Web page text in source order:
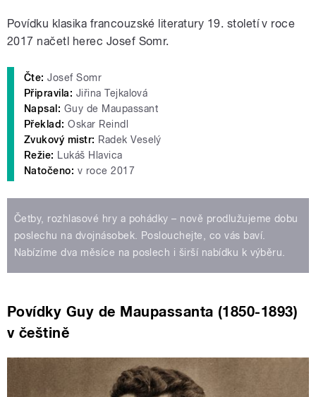
Povídku klasika francouzské literatury 19. století v roce
2017 načetl herec Josef Somr.
Čte: Josef Somr
Připravila: Jiřina Tejkalová
Napsal: Guy de Maupassant
Překlad: Oskar Reindl
Zvukový mistr: Radek Veselý
Režie: Lukáš Hlavica
Natočeno: v roce 2017
Četby, rozhlasové hry a pohádky – nově prodlužujeme dobu
poslechu na dvojnásobek. Poslouchejte, co vás baví.
Nabízíme dva měsíce na poslech i širší nabídku k výběru.
Povídky Guy de Maupassanta (1850-1893)
v češtině